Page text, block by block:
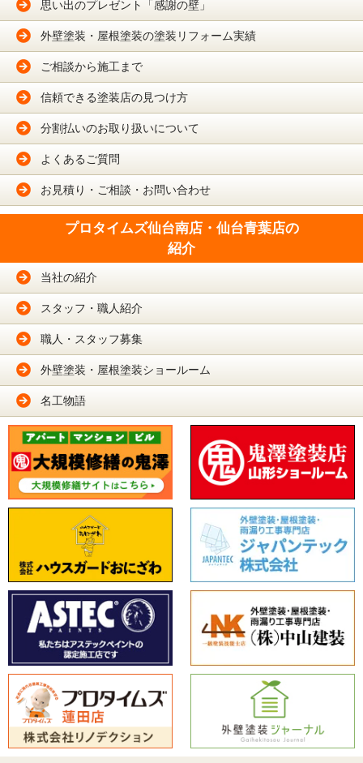
思い出のプレゼント「感謝の壁」
外壁塗装・屋根塗装の塗装リフォーム実績
ご相談から施工まで
信頼できる塗装店の見つけ方
分割払いのお取り扱いについて
よくあるご質問
お見積り・ご相談・お問い合わせ
プロタイムズ仙台南店・仙台青葉店の
紹介
当社の紹介
スタッフ・職人紹介
職人・スタッフ募集
外壁塗装・屋根塗装ショールーム
名工物語